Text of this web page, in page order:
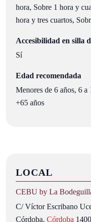
hora, Sobre 1 hora y
hora y tres cuartos,
Accesibilidad en silla
Sí
Edad recomendada
Menores de 6 años, 6 a
+65 años
LOCAL
CEBU by La
C/ Víctor Escribano
Córdoba, Córdoba